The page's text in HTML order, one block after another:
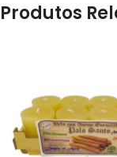
Produtos